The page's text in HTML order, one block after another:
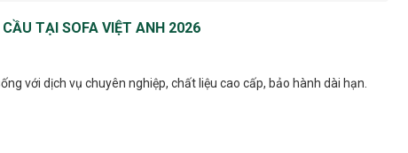
TẠI SOFA VIỆT ANH 2026
với dịch vụ chuyên nghiệp, chất liệu cao cấp, bảo hành dài hạn.